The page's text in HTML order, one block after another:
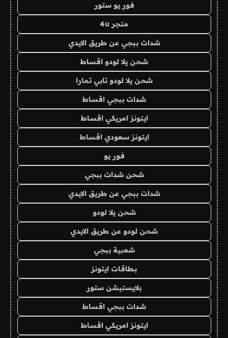
فور يو ستور
متجر 4u
شدات ببجي عن طريق الايدي
شحن يلا لودو اقساط
شحن يلا لودو تابي تمارا
شدات ببجي اقساط
ايتونز امريكي اقساط
ايتونز سعودي اقساط
فور يو
شحن شدات ببجي
شدات ببجي عن طريق الايدي
شحن يلا لودو
شحن لودو عن طريق الايدي
شعبية ببجي
بطاقات ايتونز
بلايستيشن ستور
شدات ببجي اقساط
ايتونز امريكي اقساط